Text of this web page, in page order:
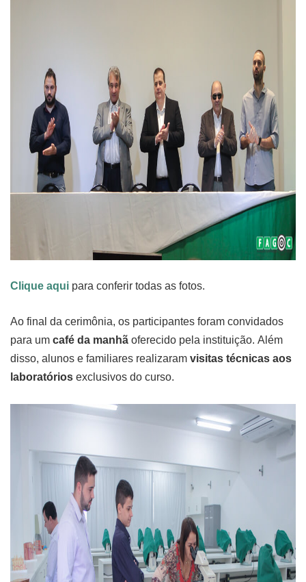
Clique aqui para conferir todas as fotos.
Ao final da cerimônia, os participantes foram convidados
para um café da manhã oferecido pela instituição. Além
disso, alunos e familiares realizaram visitas técnicas aos
laboratórios exclusivos do curso.